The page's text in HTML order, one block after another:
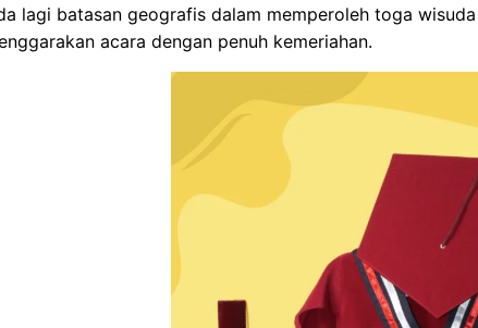
lagi batasan geografis dalam memperoleh toga
acara dengan penuh kemeriahan.